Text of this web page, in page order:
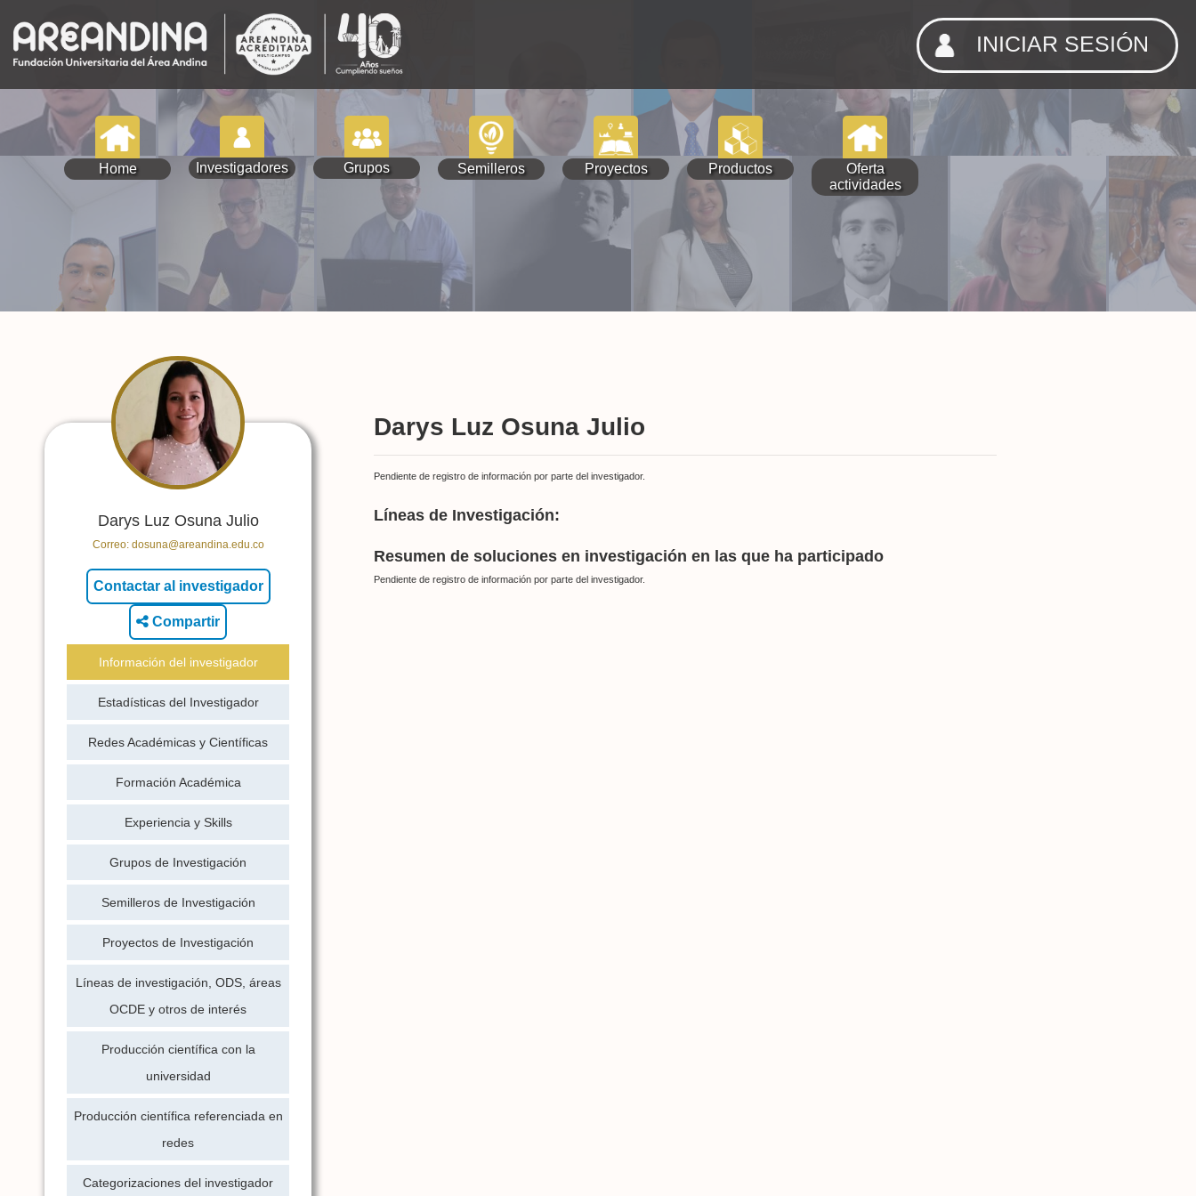
Home Investigadores Grupos Semilleros Proyectos Productos
Oferta
actividades
INICIAR SESIÓN
Darys Luz Osuna Julio
Correo: dosuna@areandina.edu.co
Compartir
Información del investigador
Estadísticas del Investigador
Redes Académicas y Científicas
Formación Académica
Experiencia y Skills
Grupos de Investigación
Semilleros de Investigación
Proyectos de Investigación
Líneas de investigación, ODS, áreas
OCDE y otros de interés
Producción científica con la
universidad
Producción científica referenciada en
redes
Categorizaciones del investigador
Darys Luz Osuna Julio
Pendiente de registro de información por parte del investigador.
Líneas de Investigación:
Resumen de soluciones en investigación en las que ha participado
Pendiente de registro de información por parte del investigador.